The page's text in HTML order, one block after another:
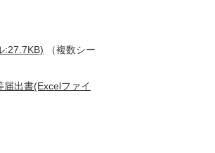
:27.7KB) （複数シー
出書(Excelファイ